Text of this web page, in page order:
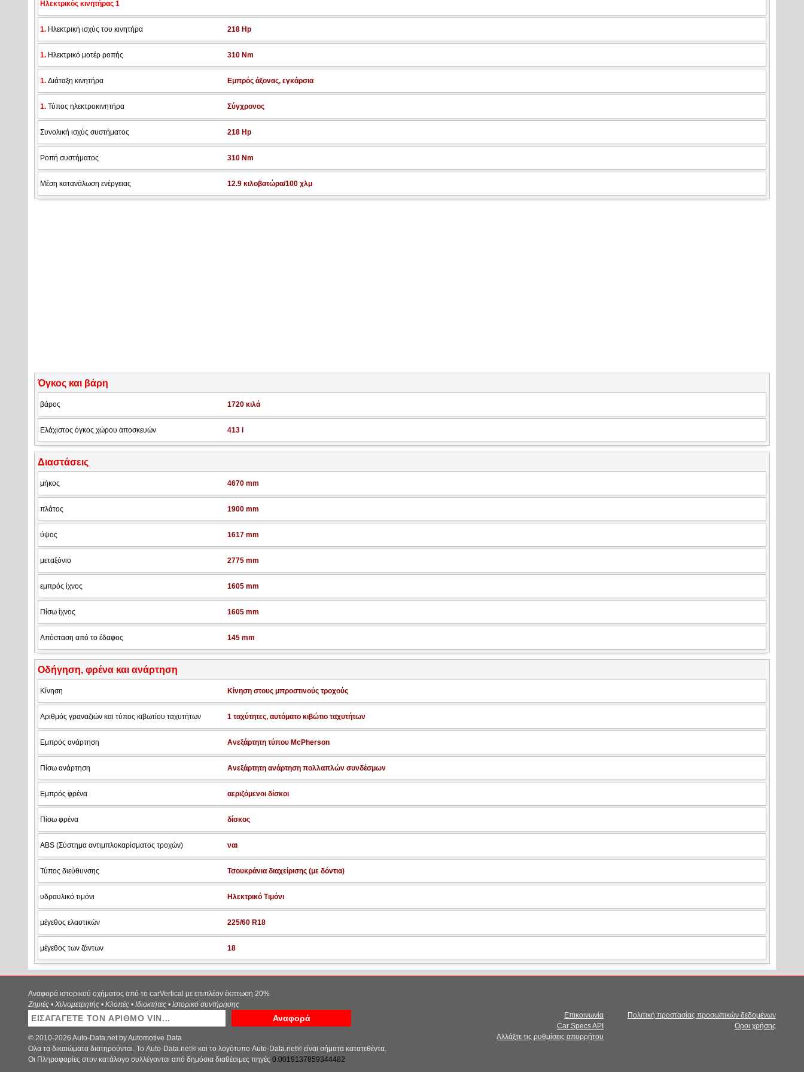
Ηλεκτρικός κινητήρας 1
1. Ηλεκτρική ισχύς του κινητήρα 218 Hp
1. Ηλεκτρικό μοτέρ ροπής 310 Nm
1. Διάταξη κινητήρα Εμπρός άξονας, εγκάρσια
1. Τύπος ηλεκτροκινητήρα Σύγχρονος
Συνολική ισχύς συστήματος 218 Hp
Ροπή συστήματος 310 Nm
Μέση κατανάλωση ενέργειας 12.9 κιλοβατώρα/100 χλμ
Όγκος και βάρη
βάρος 1720 κιλά
Ελάχιστος όγκος χώρου αποσκευών 413 l
Διαστάσεις
μήκος 4670 mm
πλάτος 1900 mm
ύψος 1617 mm
μεταξόνιο 2775 mm
εμπρός ίχνος 1605 mm
Πίσω ίχνος 1605 mm
Απόσταση από το έδαφος 145 mm
Οδήγηση, φρένα και ανάρτηση
Κίνηση Κίνηση στους μπροστινούς τροχούς
Αριθμός γραναζιών και τύπος κιβωτίου ταχυτήτων 1 ταχύτητες, αυτόματο κιβώτιο ταχυτήτων
Εμπρός ανάρτηση Ανεξάρτητη τύπου McPherson
Πίσω ανάρτηση Ανεξάρτητη ανάρτηση πολλαπλών συνδέσμων
Εμπρός φρένα αεριζόμενοι δίσκοι
Πίσω φρένα δίσκος
ABS (Σύστημα αντιμπλοκαρίσματος τροχών) ναι
Τύπος διεύθυνσης Τσουκράνια διαχείρισης (με δόντια)
υδραυλικό τιμόνι Ηλεκτρικό Τιμόνι
μέγεθος ελαστικών 225/60 R18
μέγεθος των ζάντων 18
Αναφορά ιστορικού οχήματος από το carVertical με επιπλέον έκπτωση 20%
Ζημιές • Χιλιομετρητής • Κλοπές • Ιδιοκτήτες • Ιστορικό συντήρησης
Αναφορά
Πολιτική προστασίας προσωπικών δεδομένων
Οροι χρήσης
Επικοινωνία
Car Specs API
Αλλάξτε τις ρυθμίσεις απορρήτου
© 2010-2026 Auto-Data.net by Automotive Data
Ολα τα δικαιώματα διατηρούνται. Το Auto-Data.net® και το λογότυπο Auto-Data.net® είναι σήματα κατατεθέντα.
Οι Πληροφορίες στον κατάλογο συλλέγονται από δημόσια διαθέσιμες πηγές 0.0019137859344482